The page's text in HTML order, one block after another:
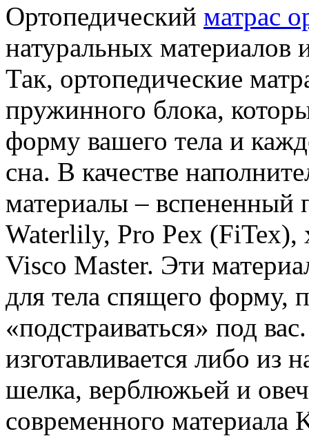
Ортопедический матрас
натуральных материалов
Так, ортопедические
пружинного блока,
форму вашего тела и
сна. В качестве
материалы – вспененный
Waterlily, Pro Pex (FiTex),
Visco Master. Эти
для тела спящего форму,
«подстраиваться» под
изготавливается либо из
шелка, верблюжьей и
современного материала